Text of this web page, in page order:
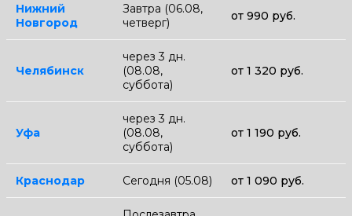
Нижний
Новгород
Завтра (06.08,
четверг)
от 990 руб.
Челябинск
через 3 дн.
(08.08,
суббота)
от 1 320 руб.
Уфа
через 3 дн.
(08.08,
суббота)
от 1 190 руб.
Краснодар Сегодня (05.08) от 1 090 руб.